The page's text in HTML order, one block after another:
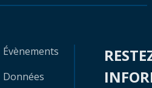
Évènements
Données